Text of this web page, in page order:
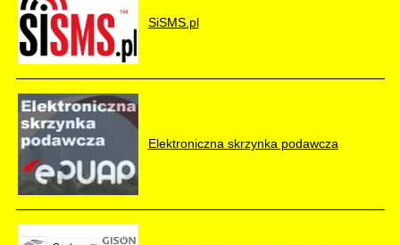
SiSMS.pl
Elektroniczna skrzynka podawcza